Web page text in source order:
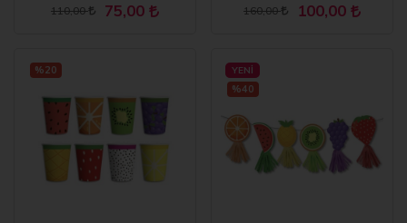
110,00 75,00 160,00 100,00
%20 YENI
%40